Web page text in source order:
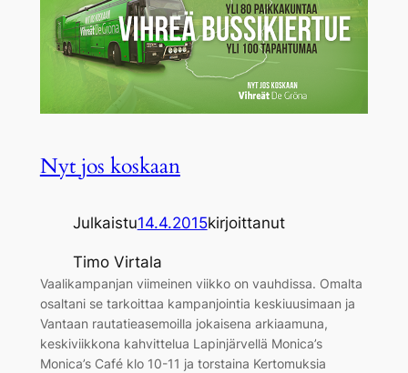
Nyt jos koskaan
Julkaistu14.4.2015kirjoittanut
Timo Virtala
Vaalikampanjan viimeinen viikko on vauhdissa. Omalta
osaltani se tarkoittaa kampanjointia keskiuusimaan ja
Vantaan rautatieasemoilla jokaisena arkiaamuna,
keskiviikkona kahvittelua Lapinjärvellä Monica’s
Monica’s Café klo 10-11 ja torstaina Kertomuksia